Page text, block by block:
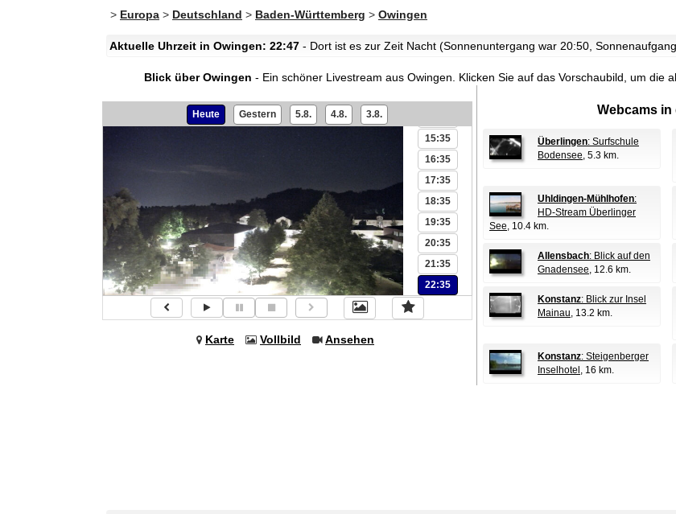
> Europa > Deutschland > Baden-Württemberg > Owingen
Aktuelle Uhrzeit in Owingen: 22:47 - Dort ist es zur Zeit Nacht (Sonnenuntergang war 20:50,
Blick über Owingen - Ein schöner Livestream aus Owingen. Klicken Sie auf das Vorschaubild, um die
Heute Gestern 5.8. 4.8. 3.8.
08:35
11:35
12:35
15:35
16:35
17:35
18:35
19:35
20:35
21:35
22:35
Karte Vollbild Ansehen
Webcams in
Überlingen: Surfschule
Bodensee, 5.3 km.
Uhldingen-Mühlhofen:
HD-Stream Überlinger
See, 10.4 km.
Allensbach: Blick auf den
Gnadensee, 12.6 km.
Konstanz: Blick zur Insel
Mainau, 13.2 km.
Konstanz: Steigenberger
Inselhotel , 16 km.